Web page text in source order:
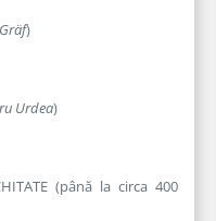
)
Urdea)
(până la circa 400